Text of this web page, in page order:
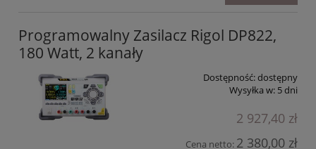
Programowalny Zasilacz Rigol DP822,
180 Watt, 2 kanały
Dostępność:dostępny
Wysyłka w: 5 dni
2 927,40 zł
Cena netto: 2 380,00 zł